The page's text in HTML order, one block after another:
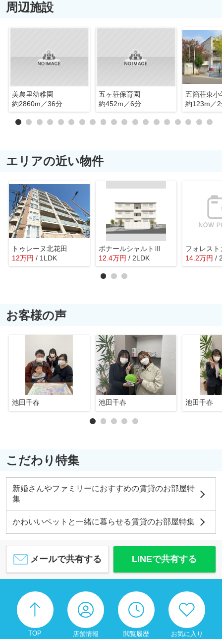
周辺施設
美農里幼稚園
約2860m／36分
五ヶ荘保育園
約452m／6分
五箇荘東小
約123m／
エリアの近い物件
トゥレーヌ北花田
12万円 / 1LDK
ボナールシャルトⅢ
12.4万円 / 2LDK 14.2万円 /
お客様の声
池田千春 池田千春 池田千春
こだわり特集
新婚さんやファミリーにおすすめの賃貸のお部屋特
集
かわいいペットと一緒に暮らせる賃貸のお部屋特集
メールで共有する LINEで共有する
TOP 店舗情報 閲覧履歴 お気に入り